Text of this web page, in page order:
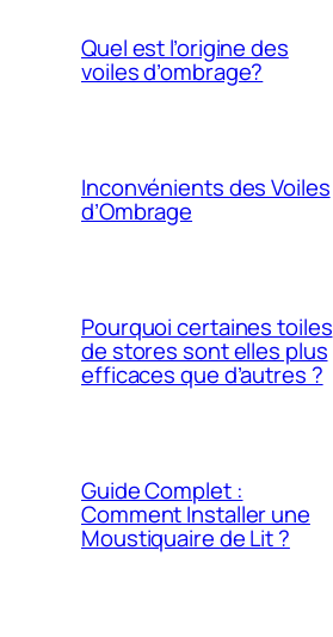
Quel est l’origine des
voiles d’ombrage?
Inconvénients des Voiles
d’Ombrage
Pourquoi certaines toiles
de stores sont elles plus
efficaces que d’autres ?
Guide Complet :
Comment Installer une
Moustiquaire de Lit ?